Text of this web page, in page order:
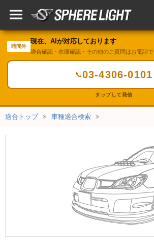
時間外
現在、AIが対応しております
適合確認・在庫確認・その他のご質問はお電話で
📞03-4306-0101
タップして発信
適合トップ 車種適合検索